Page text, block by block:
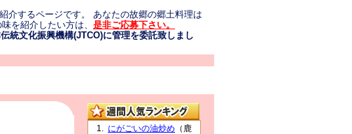
介するページです。 あなたの故郷の郷土料理は
を紹介したい方は、 是非ご応募下さい。
統文化振興機構(JTCO)に管理を委託致しまし
にがごいの油炒め （鹿